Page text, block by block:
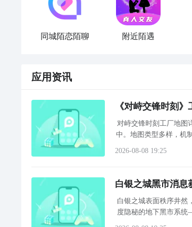
同城陌恋陌聊 附近陌遇
应用资讯
《对峙交锋时刻
对峙交锋时刻工厂地图
中。地图类型多样，机
2026-08-08 19:25
白银之城黑市消息
白银之城表面秩序井然
度隐秘的地下黑市系